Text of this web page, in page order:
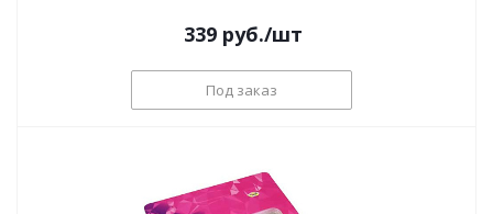
339руб./шт
Под заказ